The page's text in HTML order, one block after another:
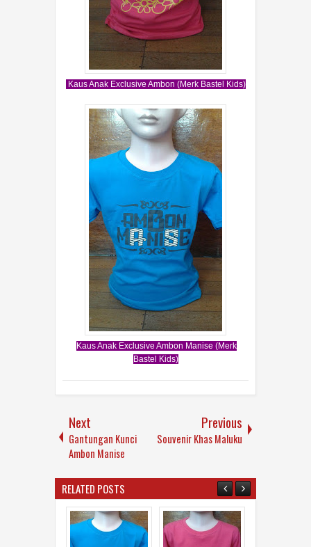
Kaus Anak Exclusive Ambon (Merk Bastel Kids)
Kaus Anak Exclusive Ambon Manise (Merk
Bastel Kids)
Next
Gantungan Kunci
Ambon Manise
Previous
Souvenir Khas Maluku
RELATED POSTS